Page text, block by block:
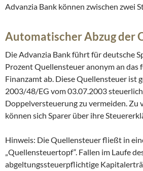
Advanzia Bank können zwischen zwei
Automatischer Abzug der
Die Advanzia Bank führt für deutsche
Prozent Quellensteuer anonym an das
Finanzamt ab. Diese Quellensteuer ist
2003/48/EG vom 03.07.2003
Doppelversteuerung zu vermeiden. Zu
können sich Sparer über ihre
Hinweis: Die Quellensteuer fließt in
„Quellensteuertopf“. Fallen im Laufe
abgeltungssteuerpflichtige